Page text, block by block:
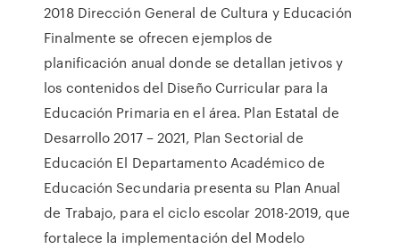
2018 Dirección General de Cultura y Educación
Finalmente se ofrecen ejemplos de
planificación anual donde se detallan jetivos y
los contenidos del Diseño Curricular para la
Educación Primaria en el área. Plan Estatal de
Desarrollo 2017 – 2021, Plan Sectorial de
Educación El Departamento Académico de
Educación Secundaria presenta su Plan Anual
de Trabajo, para el ciclo escolar 2018-2019, que
fortalece la implementación del Modelo